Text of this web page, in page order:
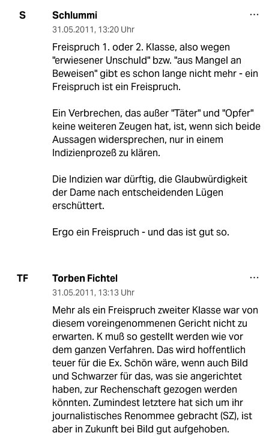
S Schlummi
31.05.2011, 13:20 Uhr
Freispruch 1. oder 2. Klasse, also wegen
"erwiesener Unschuld" bzw. "aus Mangel an
Beweisen" gibt es schon lange nicht mehr - ein
Freispruch ist ein Freispruch.
Ein Verbrechen, das außer "Täter" und "Opfer"
keine weiteren Zeugen hat, ist, wenn sich beide
Aussagen widersprechen, nur in einem
Indizienprozeß zu klären.
Die Indizien war dürftig, die Glaubwürdigkeit
der Dame nach entscheidenden Lügen
erschüttert.
Ergo ein Freispruch - und das ist gut so.
TF Torben Fichtel
31.05.2011, 13:13 Uhr
Mehr als ein Freispruch zweiter Klasse war von
diesem voreingenommenen Gericht nicht zu
erwarten. K muß so gestellt werden wie vor
dem ganzen Verfahren. Das wird hoffentlich
teuer für die Ex. Schön wäre, wenn auch Bild
und Schwarzer für das, was sie angerichtet
haben, zur Rechenschaft gezogen werden
könnten. Zumindest letztere hat sich um ihr
journalistisches Renommee gebracht (SZ), ist
aber in Zukunft bei Bild gut aufgehoben.